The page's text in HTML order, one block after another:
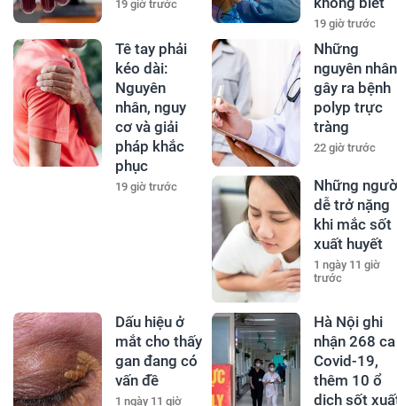
19 giờ trước
19 giờ trước
Tê tay phải
kéo dài:
Nguyên
nhân, nguy
cơ và giải
pháp khắc
phục
19 giờ trước
Những
nguyên nhân
gây ra bệnh
polyp trực
tràng
22 giờ trước
Những
dễ trở nặng
khi mắc sốt
xuất huyết
1 ngày 11 giờ
trước
Dấu hiệu ở
mắt cho thấy
gan đang có
vấn đề
1 ngày 11 giờ
Hà Nội ghi
nhận 268 ca
Covid-19,
thêm 10 ổ
dịch sốt